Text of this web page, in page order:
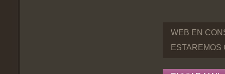
WEB EN
ESTAREMOS